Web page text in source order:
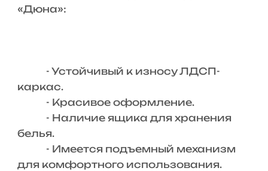
«Дюна»:
- Устойчивый к износу ЛДСП-
каркас.
- Красивое оформление.
- Наличие ящика для хранения
белья.
- Имеется подъемный механизм
для комфортного использования.